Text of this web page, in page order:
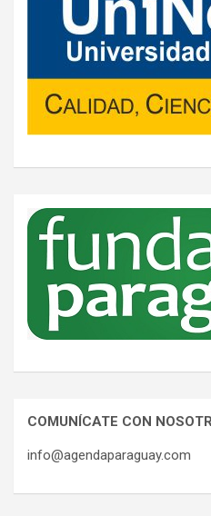
COMUNÍCATE CON
info@agendaparaguay.com